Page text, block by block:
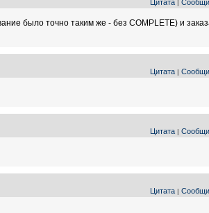
Цитата |
было точно таким же - без COMPLETE) и
Цитата |
Цитата |
Цитата |